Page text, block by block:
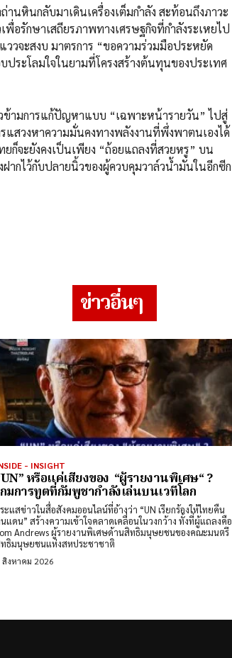
บมาเดินเครื่องเต็มกำลัง สะท้อนถึงภาวะ
อรักษาเสถียรภาพทางเศรษฐกิจที่กำลังระเหยไป
จะสงบ มาตรการ “ขอความร่วมมือประหยัด
ระโลมใจในยามที่โครงสร้างต้นทุนของประเทศ
รแก้ปัญหาแบบ “เฉพาะหน้ารายวัน” ไปสู่
แสวงหาความมั่นคงทางพลังงานที่พึ่งพาตนเองได้
ก็จะยังคงเป็นเพียง “ถ้อยแถลงที่สวยหรู” บน
กไว้กับปลายนิ้วของผู้ควบคุมวาล์วน้ำมันในอีกซีก
ข่าวอื่นๆ
- INSIGHT
หรือแค่เสียงของ “ผู้รายงานพิเศษ“ ?
กมการทูตที่กัมพูชากำลังเล่นบนเวทีโลก
ะแสข่าวในสื่อสังคมออนไลน์ที่อ้างว่า “UN เรียกร้องให้ไทยคืน
แดน” สร้างความเข้าใจคลาดเคลื่อนในวงกว้าง ทั้งที่ผู้แถลงคือ
Andrews ผู้รายงานพิเศษด้านสิทธิมนุษยชนของคณะมนตรี
ธิมนุษยชนแห่งสหประชาชาติ
สิงหาคม 2026